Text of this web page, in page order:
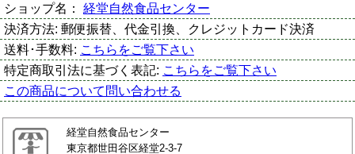
ショップ名： 経堂自然食品センター
決済方法: 郵便振替、代金引換、クレジットカード決済
送料･手数料: こちらをご覧下さい
特定商取引法に基づく表記: こちらをご覧下さい
この商品について問い合わせる
経堂自然食品センター
東京都世田谷区経堂2-3-7